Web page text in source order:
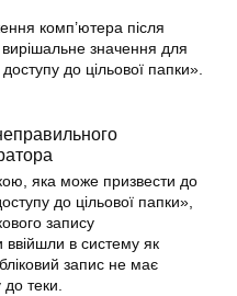
комп’ютера після
значення для
до цільової папки».
яка може призвести до
до цільової папки»,
запису
ввійшли в систему як
запис не має
до теки.